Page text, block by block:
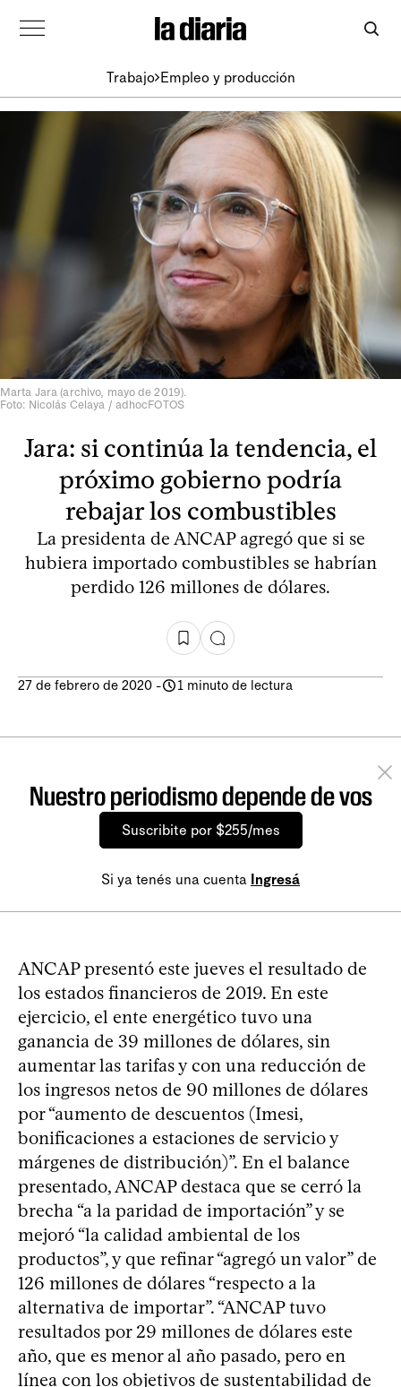
Trabajo Empleo y producción
Marta Jara (archivo, mayo de 2019).
Foto: Nicolás Celaya / adhocFOTOS
Jara: si continúa la tendencia, el
próximo gobierno podría
rebajar los combustibles
La presidenta de ANCAP agregó que si se
hubiera importado combustibles se habrían
perdido 126 millones de dólares.
27 de febrero de 2020 - 1 minuto de lectura
Nuestro periodismo depende de vos
Suscribite por $255/mes
Si ya tenés una cuenta Ingresá
ANCAP presentó este jueves el resultado de
los estados financieros de 2019. En este
ejercicio, el ente energético tuvo una
ganancia de 39 millones de dólares, sin
aumentar las tarifas y con una reducción de
los ingresos netos de 90 millones de dólares
por “aumento de descuentos (Imesi,
bonificaciones a estaciones de servicio y
márgenes de distribución)”. En el balance
presentado, ANCAP destaca que se cerró la
brecha “a la paridad de importación” y se
mejoró “la calidad ambiental de los
productos”, y que refinar “agregó un valor” de
126 millones de dólares “respecto a la
alternativa de importar”. “ANCAP tuvo
resultados por 29 millones de dólares este
año, que es menor al año pasado, pero en
línea con los objetivos de sustentabilidad de